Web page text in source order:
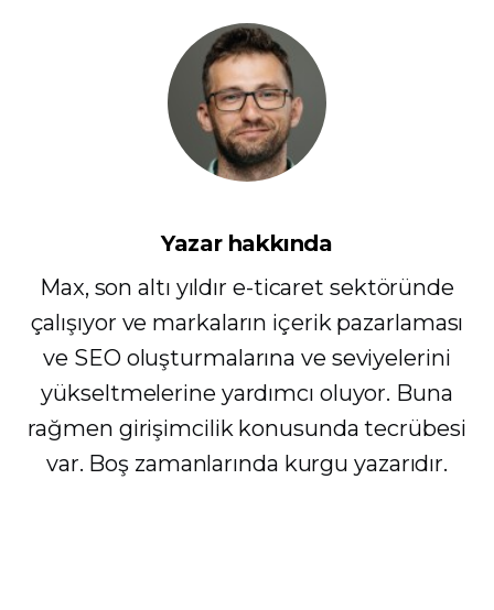
Yazar hakkında
Max, son altı yıldır e-ticaret sektöründe
çalışıyor ve markaların içerik pazarlaması
ve SEO oluşturmalarına ve seviyelerini
yükseltmelerine yardımcı oluyor. Buna
rağmen girişimcilik konusunda tecrübesi
var. Boş zamanlarında kurgu yazarıdır.